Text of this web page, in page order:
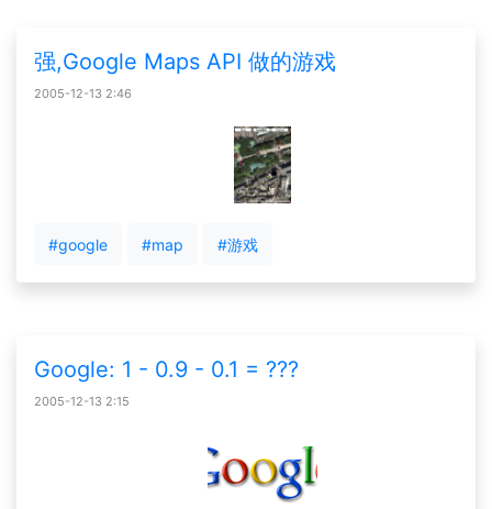
强,Google Maps API 做的游戏
2005-12-13 2:46
#google #map #游戏
Google: 1 - 0.9 - 0.1 = ???
2005-12-13 2:15